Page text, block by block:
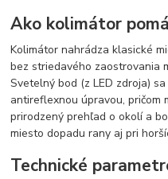
Ako kolimátor
Kolimátor nahrádza klasické
bez striedavého zaostrovania
Svetelný bod (z LED zdroja)
antireflexnou úpravou, pričom
prirodzený prehľad o okolí a
miesto dopadu rany aj pri
Technické